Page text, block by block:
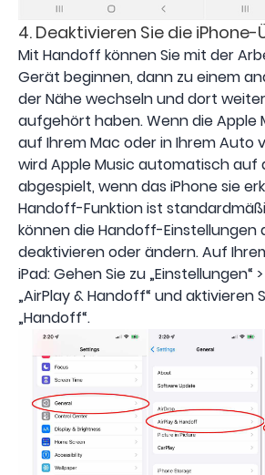
4. Deaktivieren Sie die
Mit Handoff können Sie mit der
Gerät beginnen, dann zu einem
der Nähe wechseln und dort
aufgehört haben. Wenn die Apple
auf Ihrem Mac oder in Ihrem Auto
wird Apple Music automatisch auf
abgespielt, wenn das iPhone sie
Handoff-Funktion ist
können die Handoff-Einstellungen
deaktivieren oder ändern. Auf
iPad: Gehen Sie zu „Einstellungen“
„AirPlay & Handoff“ und aktivieren
„Handoff“.